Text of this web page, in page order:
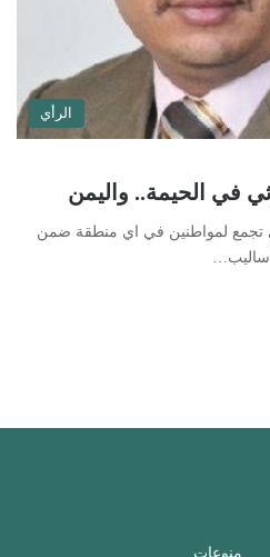
الرأي
في الحيمة.. واليمن
تجمع لمواطنين في اي منطقة ضمن
منوعات